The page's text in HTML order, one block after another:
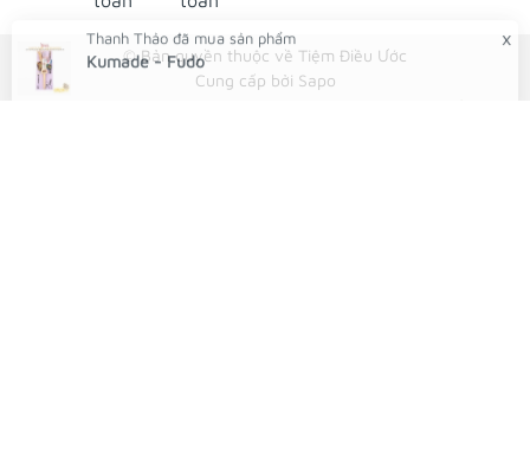
Tiệm Điều Ước - Yushou 御守 - Tiệm Phụ Kiện Bạch
Dương
© Bản quyền thuộc về Tiệm Điều Ước
Cung cấp bởi Sapo
đã mua sản phẩm